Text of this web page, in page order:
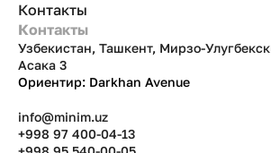
Контакты
Контакты
Узбекистан, Ташкент, Мирзо-
Асака 3
Ориентир: Darkhan Avenue
info@minim.uz
+998 97 400-04-13